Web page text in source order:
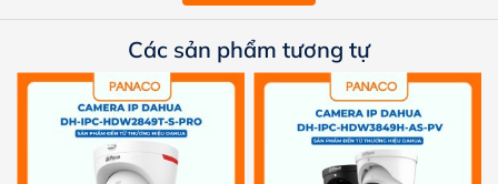
Các sản phẩm tương tự